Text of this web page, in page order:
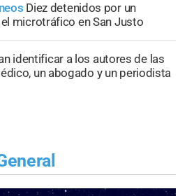
Diez detenidos por un
microtráfico en San Justo
identificar a los autores de las
un abogado y un periodista